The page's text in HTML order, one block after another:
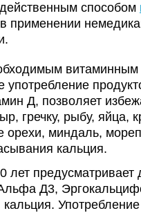
способом
применении
витаминным
употребление
Д, позволяет
гречку, рыбу, яйца,
орехи, миндаль,
кальция.
предусматривает
Д3,